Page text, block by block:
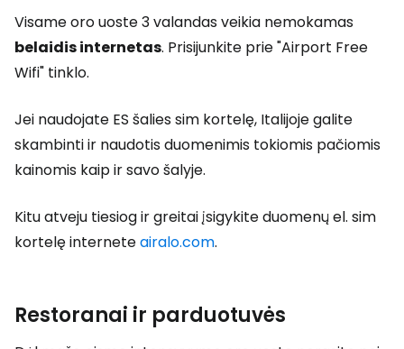
Visame oro uoste 3 valandas veikia nemokamas
belaidis internetas. Prisijunkite prie "Airport Free
Wifi" tinklo.
Jei naudojate ES šalies sim kortelę, Italijoje galite
skambinti ir naudotis duomenimis tokiomis pačiomis
kainomis kaip ir savo šalyje.
Kitu atveju tiesiog ir greitai įsigykite duomenų el. sim
kortelę interneteairalo.com.
Restoranai ir parduotuvės